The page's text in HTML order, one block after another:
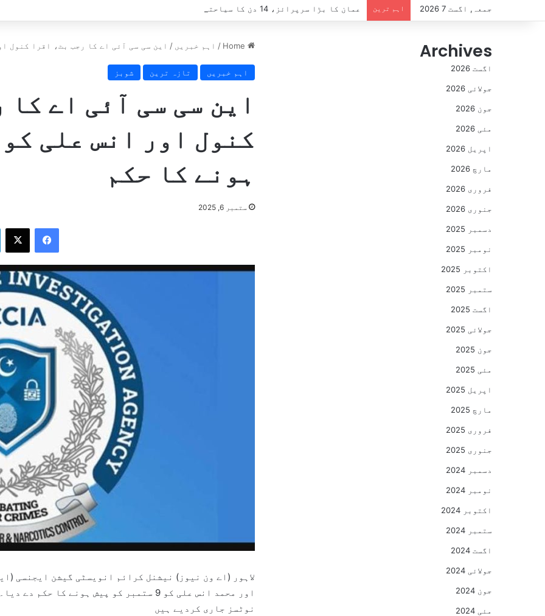
جمعہ, اگست 7 2026 اہم ترین عمان کا بڑا سرپرائز، 14 دن کا سیاحتی ویزا بالکل مفت، کون اہل ہے؟
/ اہم خبریں / این سی سی آئی اے کا رجب بٹ، اقرا کنول اور انس علی کو 9
اہم خبریں تازہ ترین شوبز
این سی سی آئی اے کا
ہونے کا حکم
ستمبر 6, 2025
لاہور (اے ون نیوز) نیشنل کرائم انویسٹی گیشن ایجنسی
اور محمد انس علی کو 9 ستمبر کو پیش ہونے
نوٹسز جاری کردیے ہیں
Archives
اگست 2026
جولائی 2026
جون 2026
مئی 2026
اپریل 2026
مارچ 2026
فروری 2026
جنوری 2026
دسمبر 2025
نومبر 2025
اکتوبر 2025
ستمبر 2025
اگست 2025
جولائی 2025
جون 2025
مئی 2025
اپریل 2025
مارچ 2025
فروری 2025
جنوری 2025
دسمبر 2024
نومبر 2024
اکتوبر 2024
ستمبر 2024
اگست 2024
جولائی 2024
جون 2024
مئی 2024